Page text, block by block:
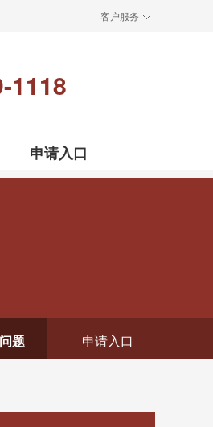
客户服务
1118
申请入口
题 申请入口